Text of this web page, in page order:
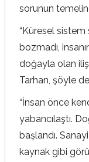
sorunun
“Küresel sistem
bozmadı,
doğayla olan
Tarhan, şöyle
“İnsan önce
yabancılaştı.
başlandı.
kaynak gibi